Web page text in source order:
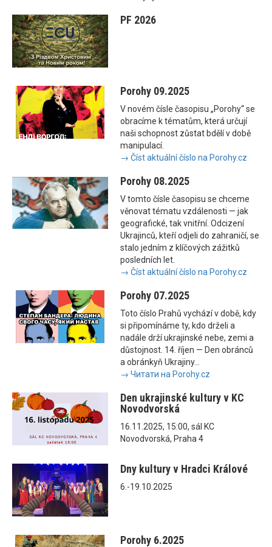
PF 2026
Porohy 09.2025
V novém čísle časopisu „Porohy“ se
obracíme k tématům, která určují
naši schopnost zůstat bdělí v době
manipulací.
→ Číst aktuální číslo na Porohy.cz
Porohy 08.2025
V tomto čísle časopisu se chceme
věnovat tématu vzdálenosti — jak
geografické, tak vnitřní. Odcizení
Ukrajinců, kteří odjeli do zahraničí, se
stalo jedním z klíčových zážitků
posledních let.
→ Číst aktuální číslo na Porohy.cz
Porohy 07.2025
Toto číslo Prahů vychází v době, kdy
si připomínáme ty, kdo drželi a
nadále drží ukrajinské nebe, zemi a
důstojnost. 14. říjen — Den obránců
a obránkyň Ukrajiny...
→ Читати на Porohy.cz
Den ukrajinské kultury v KC
Novodvorská
16.11.2025, 15:00, sál KC
Novodvorská, Praha 4
Dny kultury v Hradci Králové
6.-19.10.2025
Porohy 6.2025